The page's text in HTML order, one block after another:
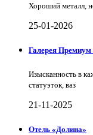
Хороший металл,
25-01-2026
Галерея
Изысканность в
статуэток, ваз
21-11-2025
Отель «Долина»